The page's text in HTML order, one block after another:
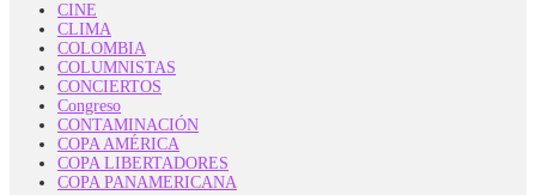
CINE
CLIMA
COLOMBIA
COLUMNISTAS
CONCIERTOS
Congreso
CONTAMINACIÓN
COPA AMÉRICA
COPA LIBERTADORES
COPA PANAMERICANA